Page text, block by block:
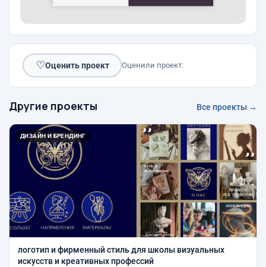
♡Оценить проект Оценили проект:
Другие проекты Все проекты →
ДИЗАЙН И БРЕНДИНГ
логотип и фирменный стиль для школы визуальных
искусств и креативных профессий